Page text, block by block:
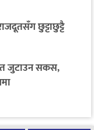
छुट्टाछुट्टै
जुटाउन सकस,